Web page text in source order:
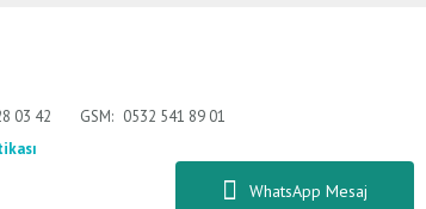
WhatsApp Mesaj
03 42 GSM: 0532 541 89 01